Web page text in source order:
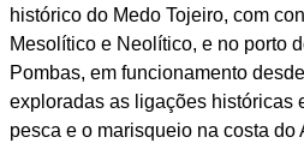
histórico do Medo Tojeiro, com
Mesolítico e Neolítico, e no porto
Pombas, em funcionamento
exploradas as ligações históricas
pesca e o marisqueio na costa do